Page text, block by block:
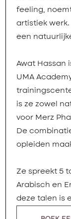
feeling,
artistiek
een
Awat Hassan
UMA
is ze zowel
voor Merz
De
opleiden
Ze spreekt 5
Arabisch en
deze talen is